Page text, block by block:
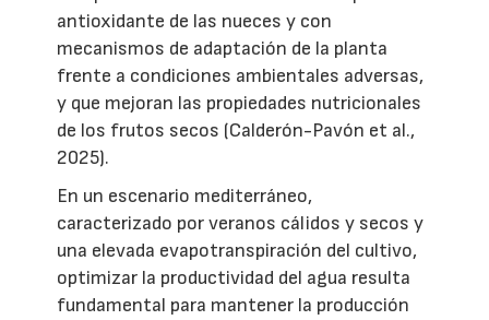
antioxidante de las nueces y con
mecanismos de adaptación de la planta
frente a condiciones ambientales adversas,
y que mejoran las propiedades nutricionales
de los frutos secos (Calderón-Pavón et al.,
2025).
En un escenario mediterráneo,
caracterizado por veranos cálidos y secos y
una elevada evapotranspiración del cultivo,
optimizar la productividad del agua resulta
fundamental para mantener la producción